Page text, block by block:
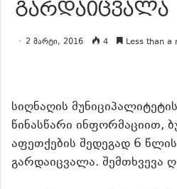
გარდაიცვალა
2 მარტი, 2016 4 Less than a
სიღნაღის
წინასწარი ინფორმაციით,
აფეთქების შედეგად 6 წლის
გარდაიცვალა. შემთხვევა